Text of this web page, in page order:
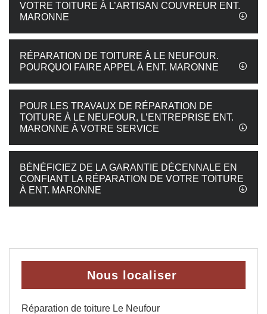
VOTRE TOITURE À L’ARTISAN COUVREUR ENT.
MARONNE
RÉPARATION DE TOITURE À LE NEUFOUR.
POURQUOI FAIRE APPEL À ENT. MARONNE
POUR LES TRAVAUX DE RÉPARATION DE
TOITURE À LE NEUFOUR, L’ENTREPRISE ENT.
MARONNE À VOTRE SERVICE
BÉNÉFICIEZ DE LA GARANTIE DÉCENNALE EN
CONFIANT LA RÉPARATION DE VOTRE TOITURE
À ENT. MARONNE
Nous localiser
Réparation de toiture Le Neufour